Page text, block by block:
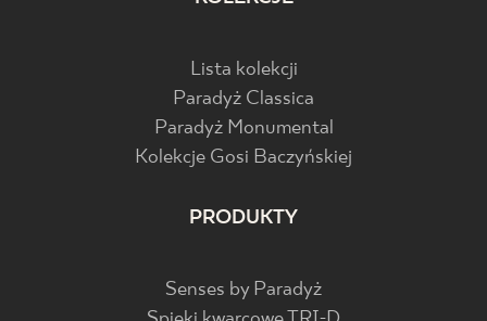
Lista kolekcji
Paradyż Classica
Paradyż Monumental
Kolekcje Gosi Baczyńskiej
PRODUKTY
Senses by Paradyż